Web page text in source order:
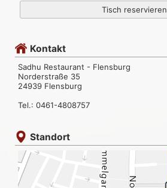
Tisch reservieren
Kontakt
Sadhu Restaurant - Flensburg
Norderstraße 35
24939 Flensburg
Tel.: 0461-4808757
Standort